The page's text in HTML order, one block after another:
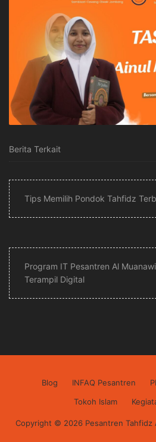
Berita Terkait
Tips Memilih Pondok Tahfidz
Program IT Pesantren Al
Terampil Digital
Blog INFAQ Pesantren
Tokoh Islam
Copyright © 2026 Pesantren Tahfidz